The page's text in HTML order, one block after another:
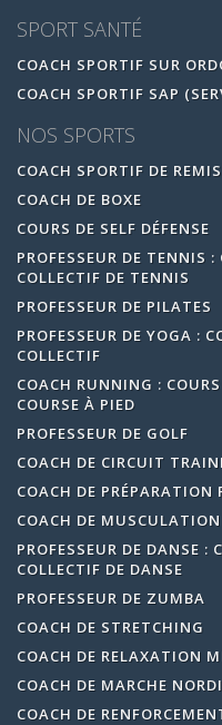
SPORT SANTÉ
COACH SPORTIF SUR
COACH SPORTIF SAP
NOS SPORTS
COACH SPORTIF DE
COACH DE BOXE
COURS DE SELF DÉFENSE
PROFESSEUR DE TENNIS
COLLECTIF DE TENNIS
PROFESSEUR DE PILATES
PROFESSEUR DE YOGA :
COLLECTIF
COACH RUNNING :
COURSE À PIED
PROFESSEUR DE GOLF
COACH DE CIRCUIT
COACH DE PRÉPARATION
COACH DE MUSCULATION
PROFESSEUR DE DANSE :
COLLECTIF DE DANSE
PROFESSEUR DE ZUMBA
COACH DE STRETCHING
COACH DE RELAXATION
COACH DE MARCHE
COACH DE